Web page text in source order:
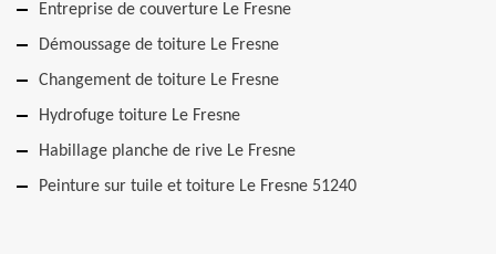
Entreprise de couverture Le Fresne
Démoussage de toiture Le Fresne
Changement de toiture Le Fresne
Hydrofuge toiture Le Fresne
Habillage planche de rive Le Fresne
Peinture sur tuile et toiture Le Fresne 51240